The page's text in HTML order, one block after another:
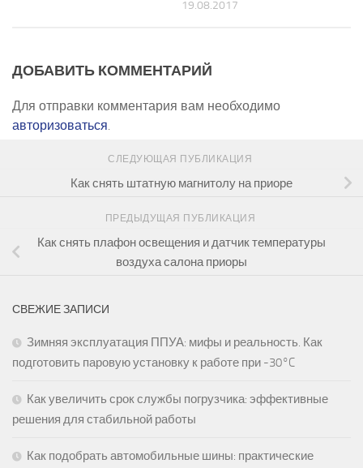
19.08.2017
ДОБАВИТЬ КОММЕНТАРИЙ
Для отправки комментария вам необходимо
авторизоваться.
СЛЕДУЮЩАЯ ПУБЛИКАЦИЯ
Как снять штатную магнитолу на приоре
ПРЕДЫДУЩАЯ ПУБЛИКАЦИЯ
Как снять плафон освещения и датчик температуры
воздуха салона приоры
СВЕЖИЕ ЗАПИСИ
Зимняя эксплуатация ППУА: мифы и реальность. Как
подготовить паровую установку к работе при -30°C
Как увеличить срок службы погрузчика: эффективные
решения для стабильной работы
Как подобрать автомобильные шины: практические